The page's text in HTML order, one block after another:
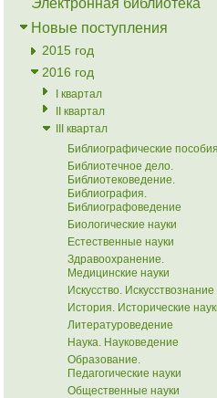
Электронная библиотека
Новые поступления
2015 год
2016 год
I квартал
II квартал
III квартал
Библиографические пособия
Библиотечное дело.
Библиотековедение.
Библиография.
Библиографоведение
Биологические науки
Естественные науки
Здравоохранение.
Медицинские науки
Искусство. Искусствознание
История. Исторические
Литературоведение
Наука. Науковедение
Образование.
Педагогические науки
Общественные науки